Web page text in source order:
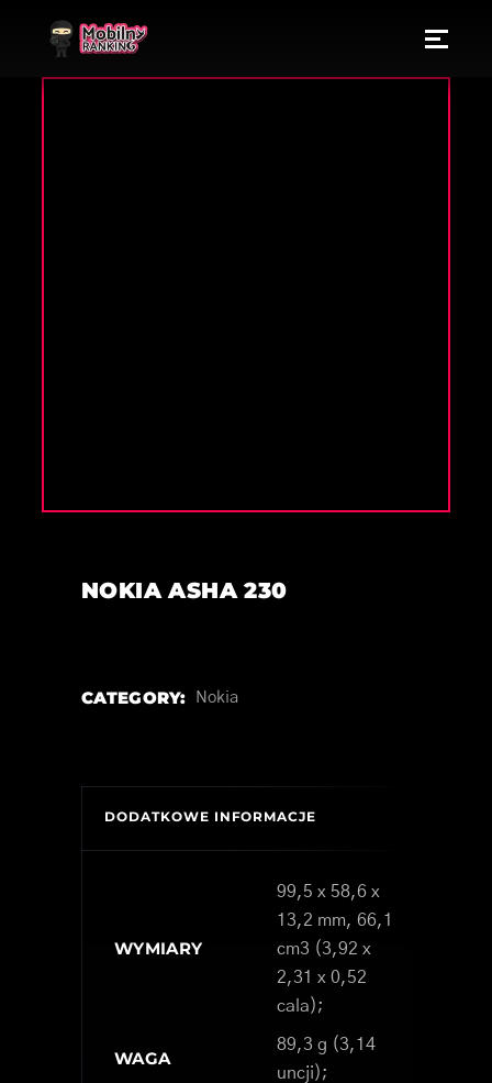
NOKIA ASHA 230
CATEGORY: Nokia
DODATKOWE INFORMACJE
WYMIARY
99,5 x 58,6 x
13,2 mm, 66,1
cm3 (3,92 x
2,31 x 0,52
cala);
WAGA
89,3 g (3,14
uncji);